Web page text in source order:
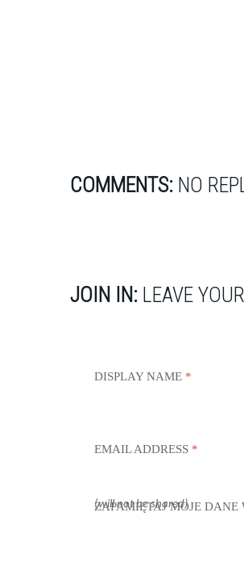
COMMENTS: NO
JOIN IN: LEAVE
DISPLAY NAME *
EMAIL ADDRESS *
(will not be shared)
ZAPAMIĘTAJ MOJE DANE